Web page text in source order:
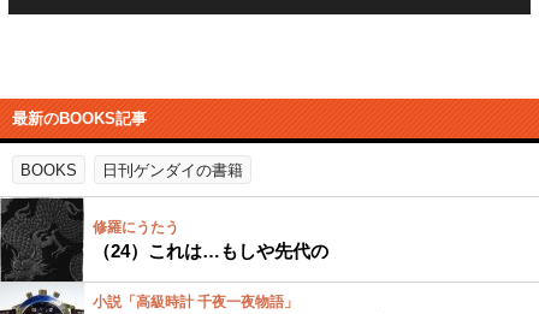
最新のBOOKS記事
BOOKS 日刊ゲンダイの書籍
修羅にうたう
（24）これは…もしや先代の
小説「高級時計 千夜一夜物語」